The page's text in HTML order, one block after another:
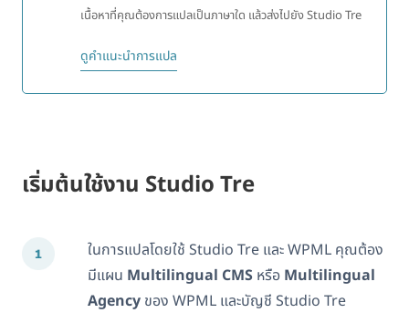
เนื้อหาที่คุณต้องการแปลเป็นภาษาใด แล้วส่งไปยัง Studio Tre
ดูคำแนะนำการแปล
เริ่มต้นใช้งาน Studio Tre
ในการแปลโดยใช้ Studio Tre และ WPML คุณต้อง
มีแผน Multilingual CMS หรือ Multilingual
Agency ของ WPML และบัญชี Studio Tre